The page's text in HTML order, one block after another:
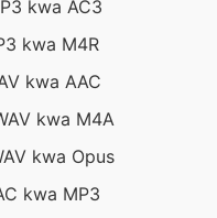
kwa AC3
kwa M4R
kwa AAC
kwa M4A
kwa Opus
kwa MP3